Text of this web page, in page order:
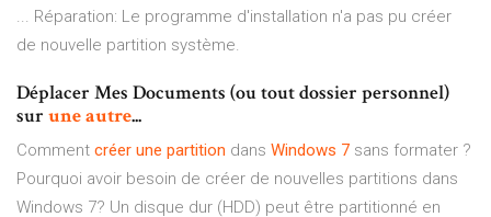
... Réparation: Le programme d'installation n'a pas pu créer
de nouvelle partition système.
Déplacer Mes Documents (ou tout dossier personnel)
sur uneautre...
Comment créer une partition dans Windows 7 sans formater ?
Pourquoi avoir besoin de créer de nouvelles partitions dans
Windows 7? Un disque dur (HDD) peut être partitionné en